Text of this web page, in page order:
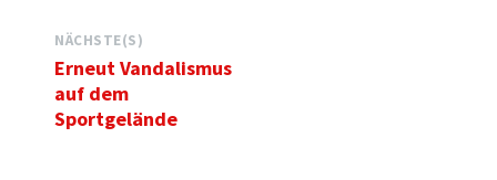
NÄCHSTE(S)
Erneut Vandalismus
auf dem
Sportgelände